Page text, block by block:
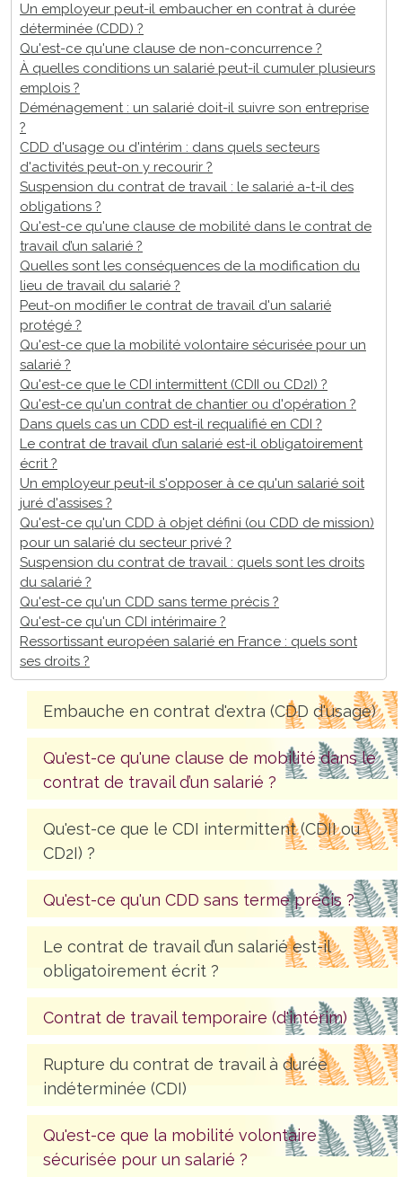
Un employeur peut-il embaucher en contrat à durée
déterminée (CDD) ?
Qu'est-ce qu'une clause de non-concurrence ?
À quelles conditions un salarié peut-il cumuler plusieurs
emplois ?
Déménagement : un salarié doit-il suivre son entreprise
?
CDD d'usage ou d'intérim : dans quels secteurs
d'activités peut-on y recourir ?
Suspension du contrat de travail : le salarié a-t-il des
obligations ?
Qu'est-ce qu'une clause de mobilité dans le contrat de
travail d’un salarié ?
Quelles sont les conséquences de la modification du
lieu de travail du salarié ?
Peut-on modifier le contrat de travail d'un salarié
protégé ?
Qu'est-ce que la mobilité volontaire sécurisée pour un
salarié ?
Qu'est-ce que le CDI intermittent (CDII ou CD2I) ?
Qu'est-ce qu'un contrat de chantier ou d'opération ?
Dans quels cas un CDD est-il requalifié en CDI ?
Le contrat de travail d’un salarié est-il obligatoirement
écrit ?
Un employeur peut-il s'opposer à ce qu'un salarié soit
juré d'assises ?
Qu'est-ce qu'un CDD à objet défini (ou CDD de mission)
pour un salarié du secteur privé ?
Suspension du contrat de travail : quels sont les droits
du salarié ?
Qu'est-ce qu'un CDD sans terme précis ?
Qu'est-ce qu'un CDI intérimaire ?
Ressortissant européen salarié en France : quels sont
ses droits ?
Embauche en contrat d'extra (CDD d'usage)
Qu'est-ce qu'une clause de mobilité dans le
contrat de travail d’un salarié ?
Qu'est-ce que le CDI intermittent (CDII ou
CD2I) ?
Qu'est-ce qu'un CDD sans terme précis ?
Le contrat de travail d’un salarié est-il
obligatoirement écrit ?
Contrat de travail temporaire (d'intérim)
Rupture du contrat de travail à durée
indéterminée (CDI)
Qu'est-ce que la mobilité volontaire
sécurisée pour un salarié ?